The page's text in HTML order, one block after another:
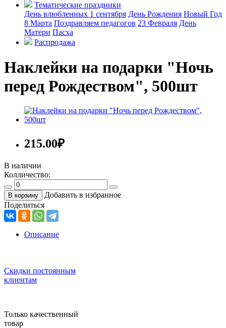
Тематические праздники
День влюбленных 1 сентября День Рождения Новый Год
8 Марта Поздравляем педагогов 23 Февраля День
Матери Пасха
Распродажа
Наклейки на подарки "Ночь
перед Рождеством", 500шт
215.00₽
В наличии
Колличество:
В корзину
Добавить в избранное
Поделиться
Описание
Скидки постоянным
клиентам
Только качественный
товар